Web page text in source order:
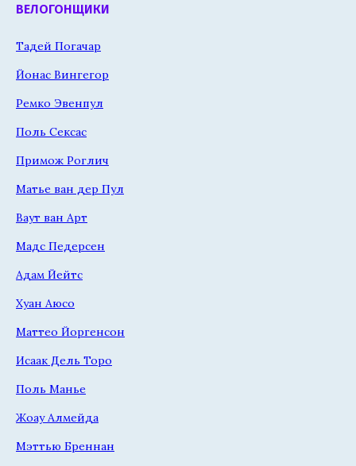
ВЕЛОГОНЩИКИ
Тадей Погачар
Йонас Вингегор
Ремко Эвенпул
Поль Сексас
Примож Роглич
Матье ван дер Пул
Ваут ван Арт
Мадс Педерсен
Адам Йейтс
Хуан Аюсо
Маттео Йоргенсон
Исаак Дель Торо
Поль Манье
Жоау Алмейда
Мэттью Бреннан